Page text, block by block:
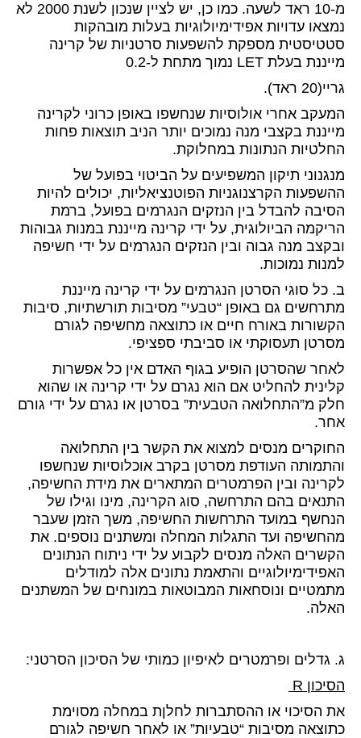
מ-10 ראד לשעה. כמו כן, יש לציין שנכון לשנת 2000 לא
נמצאו עדויות אפידימיולוגיות בעלות מובהקות
סטטיסטית מספקת להשפעות סרטניות של קרינה
מייננת בעלת LET נמוך מתחת ל-0.2
גריי(20 ראד).
המעקב אחרי אולוסיות שנחשפו באופן כרוני לקרינה
מייננת בקצבי מנה נמוכים יותר הניב תוצאות פחות
החלטיות הנתונות במחלוקת.
מנגנוני תיקון המשפיעים על הביטוי בפועל של
ההשפעות הקרצנוגניות הפוטנציאליות, יכולים להיות
הסיבה להבדל בין הנזקים הנגרמים בפועל, ברמת
הריקמה הביולוגית, על ידי קרינה מייננת במנות גבוהות
ובקצב מנה גבוה ובין הנזקים הנגרמים על ידי חשיפה
למנות נמוכות.
ב. כל סוגי הסרטן הנגרמים על ידי קרינה מייננת
מתרחשים גם באופן “טבעי” מסיבות תורשתיות, סיבות
הקשורות באורח חיים או כתוצאה מחשיפה לגורם
מסרטן תעסוקתי או סביבתי ספציפי.
לאחר שהסרטן הופיע בגוף האדם אין כל אפשרות
קלינית להחליט אם הוא נגרם על ידי קרינה או שהוא
חלק מ”התחלואה הטבעית” בסרטן או נגרם על ידי גורם
אחר.
החוקרים מנסים למצוא את הקשר בין התחלואה
והתמותה העודפת מסרטן בקרב אוכלוסיות שנחשפו
לקרינה ובין הפרמטרים המתארים את מידת החשיפה,
התנאים בהם התרחשה, סוג הקרינה, מינו וגילו של
הנחשף במועד התרחשות החשיפה, משך הזמן שעבר
מהחשיפה ועד התגלות המחלה ומשתנים נוספים. את
הקשרים האלה מנסים לקבוע על ידי ניתוח הנתונים
האפידימיולוגיים והתאמת נתונים אלה למודלים
מתמטיים ונוסחאות המבוטאות במונחים של המשתנים
האלה.
ג. גדלים ופרמטרים לאיפיון כמותי של הסיכון הסרטני:
הסיכון R
את הסיכוי או ההסתברות לחלןת במחלה מסוימת
כתוצאה מסיבות “טבעיות” או לאחר חשיפה לגורם